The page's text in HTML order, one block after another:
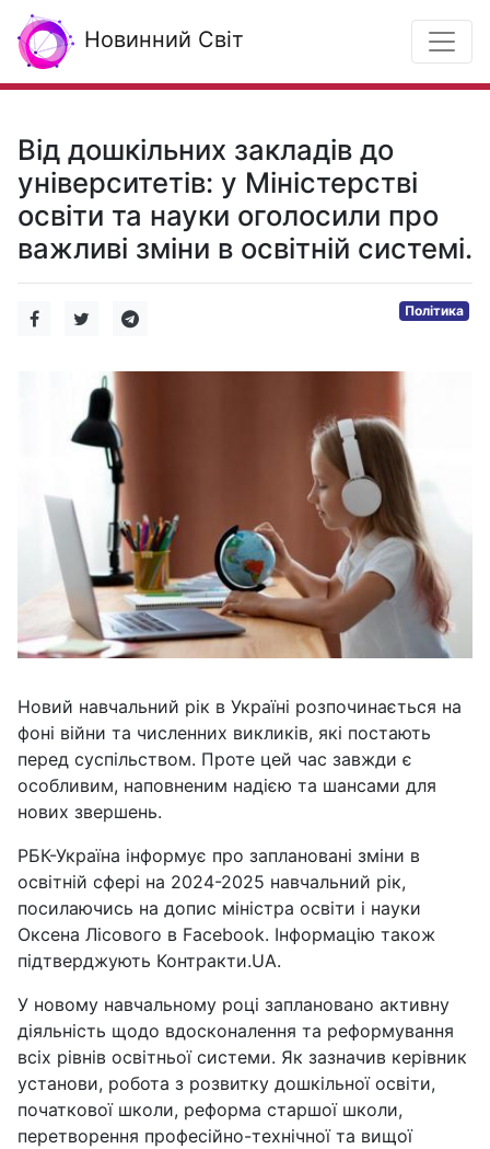
Новинний Світ
Від дошкільних закладів до
університетів: у Міністерстві
освіти та науки оголосили про
важливі зміни в освітній системі.
Політика
Новий навчальний рік в Україні розпочинається на
фоні війни та численних викликів, які постають
перед суспільством. Проте цей час завжди є
особливим, наповненим надією та шансами для
нових звершень.
РБК-Україна інформує про заплановані зміни в
освітній сфері на 2024-2025 навчальний рік,
посилаючись на допис міністра освіти і науки
Оксена Лісового в Facebook. Інформацію також
підтверджують Контракти.UA.
У новому навчальному році заплановано активну
діяльність щодо вдосконалення та реформування
всіх рівнів освітньої системи. Як зазначив керівник
установи, робота з розвитку дошкільної освіти,
початкової школи, реформа старшої школи,
перетворення професійно-технічної та вищої